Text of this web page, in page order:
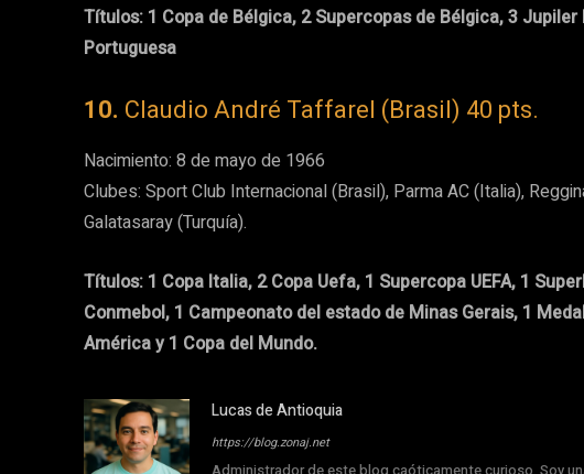
Títulos: 1 Copa de Bélgica, 2 Supercopas de Bélgica, 3
Portuguesa
10. Claudio André Taffarel (Brasil) 40 pts.
Nacimiento: 8 de mayo de 1966
Clubes: Sport Club Internacional (Brasil), Parma AC (Italia),
Galatasaray (Turquía).
Títulos: 1 Copa Italia, 2 Copa Uefa, 1 Supercopa UEFA, 1
Conmebol, 1 Campeonato del estado de Minas Gerais, 1
América y 1 Copa del Mundo.
Lucas de Antioquia
https://blog.zonaj.net